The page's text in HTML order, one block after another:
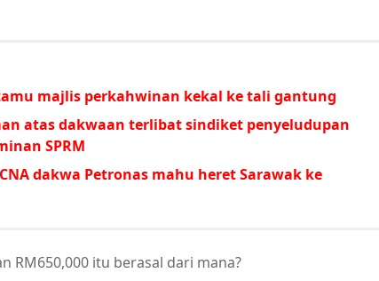
majlis perkahwinan kekal ke tali gantung
atas dakwaan terlibat sindiket penyeludupan
SPRM
dakwa Petronas mahu heret Sarawak ke
RM650,000 itu berasal dari mana?